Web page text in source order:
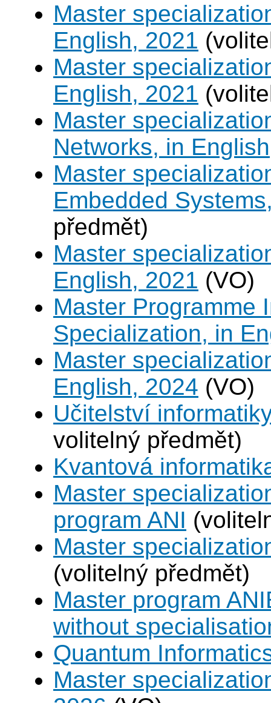
Master
English, 2021
Master
English, 2021
Master
Networks, in
Master
Embedded
předmět)
Master
English, 2021 (VO)
Master Programme
Specialization, in
Master
English, 2024 (VO)
Učitelství
volitelný předmět)
Kvantová
Master
program ANI
Master
(volitelný předmět)
Master program
without
Quantum
Master